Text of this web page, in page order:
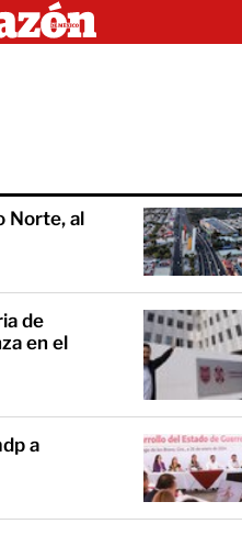
Norte, al
de
en el
a